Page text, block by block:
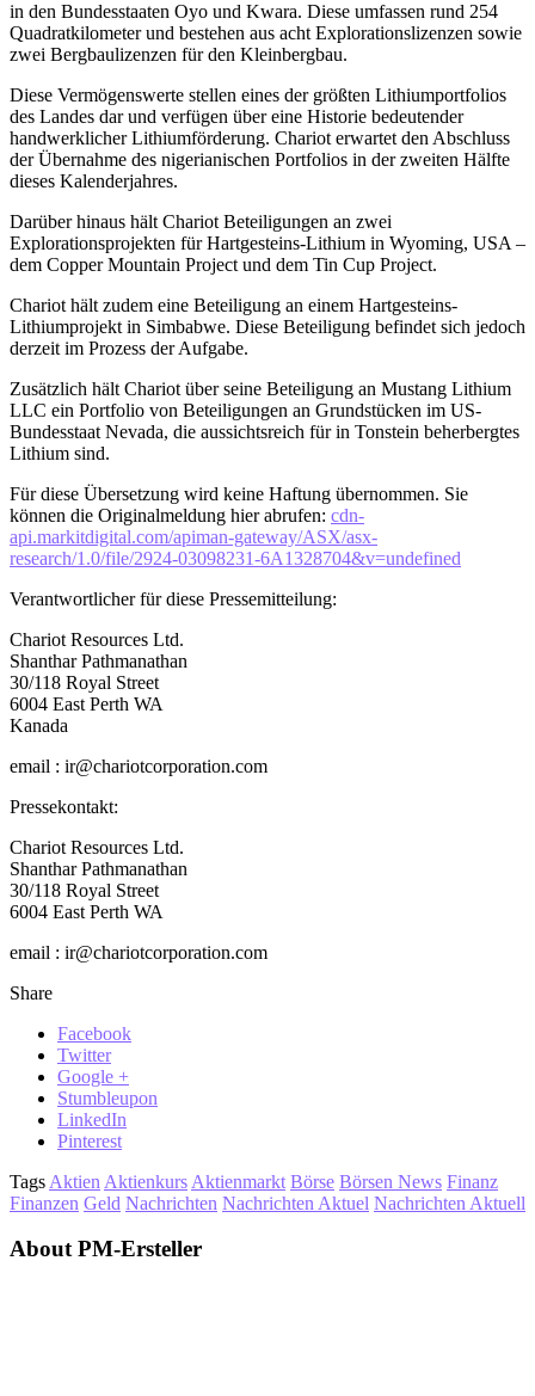
in den Bundesstaaten Oyo und Kwara. Diese umfassen rund 254
Quadratkilometer und bestehen aus acht Explorationslizenzen sowie
zwei Bergbaulizenzen für den Kleinbergbau.
Diese Vermögenswerte stellen eines der größten Lithiumportfolios
des Landes dar und verfügen über eine Historie bedeutender
handwerklicher Lithiumförderung. Chariot erwartet den Abschluss
der Übernahme des nigerianischen Portfolios in der zweiten Hälfte
dieses Kalenderjahres.
Darüber hinaus hält Chariot Beteiligungen an zwei
Explorationsprojekten für Hartgesteins-Lithium in Wyoming, USA –
dem Copper Mountain Project und dem Tin Cup Project.
Chariot hält zudem eine Beteiligung an einem Hartgesteins-
Lithiumprojekt in Simbabwe. Diese Beteiligung befindet sich jedoch
derzeit im Prozess der Aufgabe.
Zusätzlich hält Chariot über seine Beteiligung an Mustang Lithium
LLC ein Portfolio von Beteiligungen an Grundstücken im US-
Bundesstaat Nevada, die aussichtsreich für in Tonstein beherbergtes
Lithium sind.
Für diese Übersetzung wird keine Haftung übernommen. Sie
können die Originalmeldung hier abrufen: cdn-
api.markitdigital.com/apiman-gateway/ASX/asx-
research/1.0/file/2924-03098231-6A1328704&v=undefined
Verantwortlicher für diese Pressemitteilung:
Chariot Resources Ltd.
Shanthar Pathmanathan
30/118 Royal Street
6004 East Perth WA
Kanada
email : ir@chariotcorporation.com
Pressekontakt:
Chariot Resources Ltd.
Shanthar Pathmanathan
30/118 Royal Street
6004 East Perth WA
email : ir@chariotcorporation.com
Share
Facebook
Twitter
Google +
Stumbleupon
LinkedIn
Pinterest
Tags Aktien Aktienkurs Aktienmarkt Börse Börsen News Finanz
Finanzen Geld Nachrichten Nachrichten Aktuel Nachrichten Aktuell
About PM-Ersteller